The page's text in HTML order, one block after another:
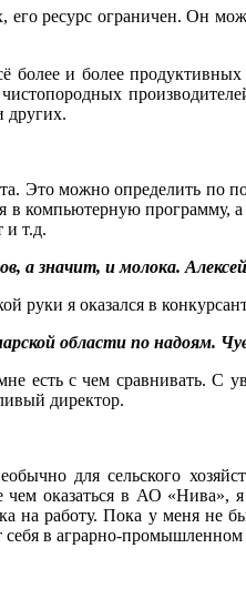
ресурс ограничен. Он
более и более
других.
Это можно определить по
компьютерную программу,
и т.д.
значит, и молока.
я оказался в
области по надоям.
есть с чем сравнивать. С
директор.
для сельского
оказаться в АО «Нива»,
на работу. Пока у меня не
себя в аграрно-